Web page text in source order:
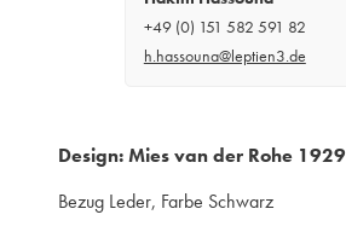
+49 (0) 151 582 591 82
h.hassouna@leptien3.de
Design:Mies van der Rohe 1929
Bezug Leder, Farbe Schwarz